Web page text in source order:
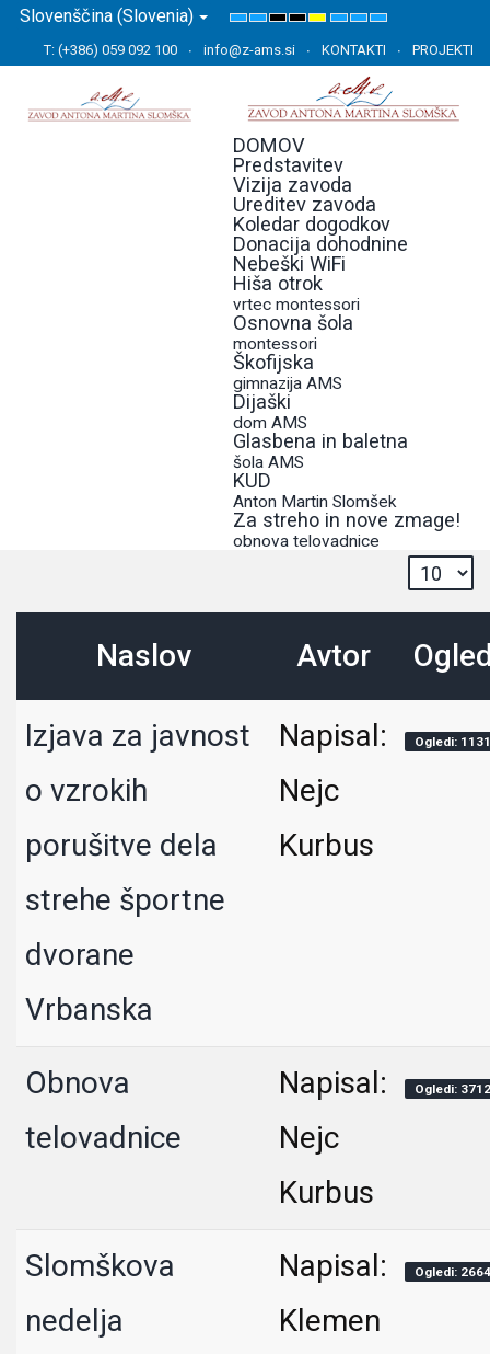
Slovenščina (Slovenia)
Default
mode
Night
mode
High
Contrast
Black
mode
High
Contrast
Black
mode
High
Contrast
Yellow
mode
Set
Smaller
Font
Set
Default
Font
Set
Larger
Font
T: (+386) 059 092 100 info@z-ams.si KONTAKTI PROJEKTI
DOMOV
Predstavitev
Vizija zavoda
Ureditev zavoda
Koledar dogodkov
Donacija dohodnine
Nebeški WiFi
Hiša otrok
vrtec montessori
Osnovna šola
montessori
Škofijska
gimnazija AMS
Dijaški
dom AMS
Glasbena in baletna
šola AMS
KUD
Anton Martin Slomšek
Za streho in nove zmage!
obnova telovadnice
Naslov Avtor
Izjava za javnost
o vzrokih
porušitve dela
strehe športne
dvorane
Vrbanska
Napisal:
Nejc
Kurbus
Ogledi: 1131
Obnova
telovadnice
Napisal:
Nejc
Kurbus
Ogledi:
Slomškova
nedelja
Napisal:
Klemen
Ogledi: 2664